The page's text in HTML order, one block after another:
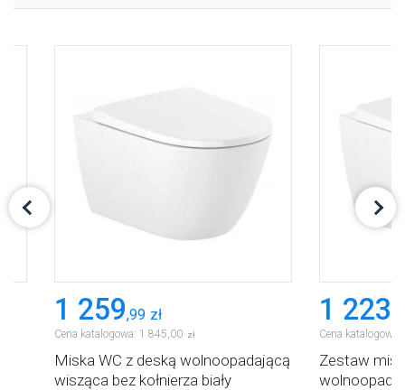
1 259,99 zł
Cena katalogowa: 1 845 00 zł
Miska WC z deską wolnoopadającą
wisząca bez kołnierza biały
1 223
Cena katalogowa:
Zestaw